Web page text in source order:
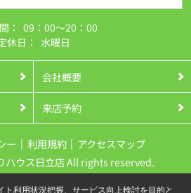
： 09：00～20：00
休日： 水曜日
会社概要
来店予約
ー 利用規約
アクセスマップ
ハウス日立店 All rights reserved.
ト利用状況把握、サービス向上検討を目的と